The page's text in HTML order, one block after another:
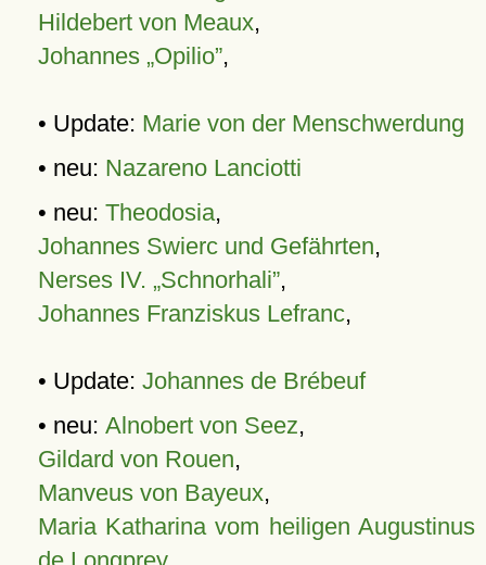
Hildebert von Meaux,
Johannes „Opilio”,
• Update: Marie von der Menschwerdung
• neu: Nazareno Lanciotti
• neu: Theodosia,
Johannes Swierc und Gefährten,
Nerses IV. „Schnorhali”,
Johannes Franziskus Lefranc,
• Update: Johannes de Brébeuf
• neu: Alnobert von Seez,
Gildard von Rouen,
Manveus von Bayeux,
Maria Katharina vom heiligen Augustinus